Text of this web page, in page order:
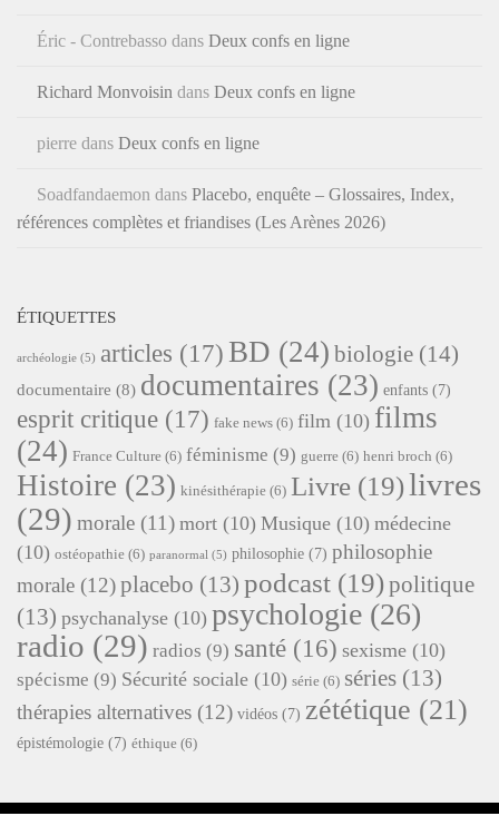
Éric - Contrebasso dans Deux confs en ligne
Richard Monvoisin dans Deux confs en ligne
pierre dans Deux confs en ligne
Soadfandaemon dans Placebo, enquête – Glossaires, Index,
références complètes et friandises (Les Arènes 2026)
ÉTIQUETTES
archéologie (5) articles (17) BD (24) biologie (14)
documentaire (8) documentaires (23) enfants (7)
esprit critique (17) fake news (6) film (10) films
(24) France Culture (6) féminisme (9) guerre (6) henri broch (6)
Histoire (23) kinésithérapie (6) Livre (19)livres
(29) morale (11) mort (10) Musique (10) médecine
(10) ostéopathie (6) paranormal (5) philosophie (7) philosophie
morale (12)placebo (13) podcast (19)politique
(13) psychanalyse (10) psychologie (26)
radio (29) radios (9) santé (16) sexisme (10)
spécisme (9) Sécurité sociale (10) série (6) séries (13)
thérapies alternatives (12) vidéos (7) zététique (21)
épistémologie (7) éthique (6)